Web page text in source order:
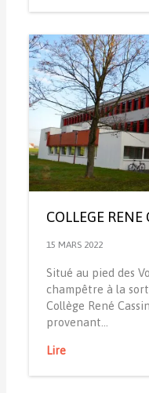
COLLEGE RENE
15 MARS 2022
Situé au pied des
champêtre à la
Collège René
provenant…
Lire